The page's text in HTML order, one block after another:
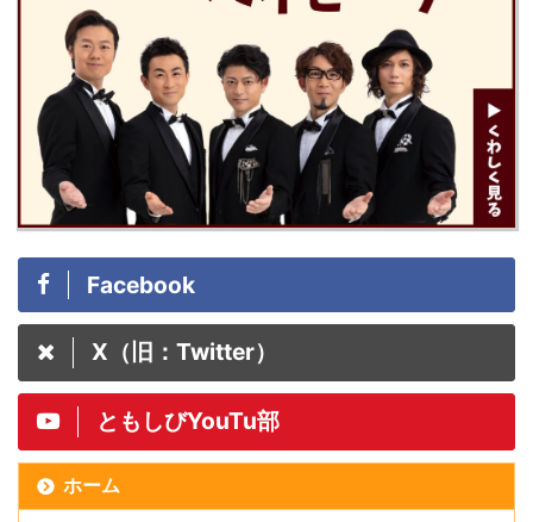
Facebook
X（旧：Twitter）
ともしびYouTu部
ホーム